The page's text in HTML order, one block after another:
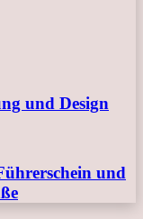
und Design
und